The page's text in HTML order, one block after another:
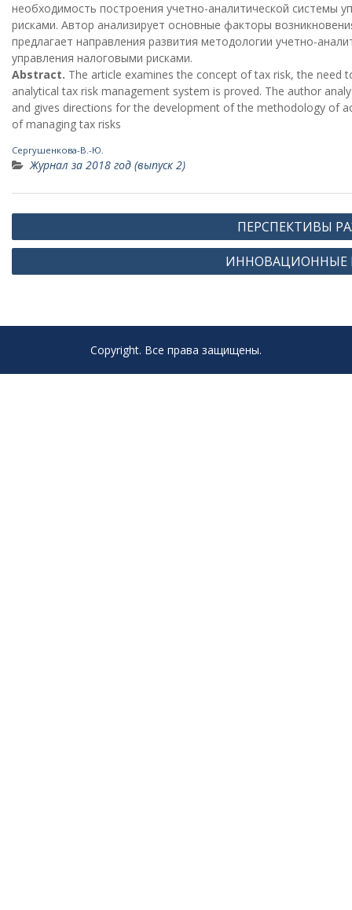
необходимость построения учетно-аналитической системы
рисками. Автор анализирует основные факторы
предлагает направления развития методологии учетно-
управления налоговыми рисками.
Abstract. The article examines the concept of tax risk, the need
analytical tax risk management system is proved. The author
and gives directions for the development of the methodology of
of managing tax risks
Сергушенкова-В.-Ю.
Журнал за 2018 год (выпуск 2)
Навигация
по
ПЕРСПЕКТИВЫ
ИННОВАЦИОННЫЕ
Copyright. Все права защищены.